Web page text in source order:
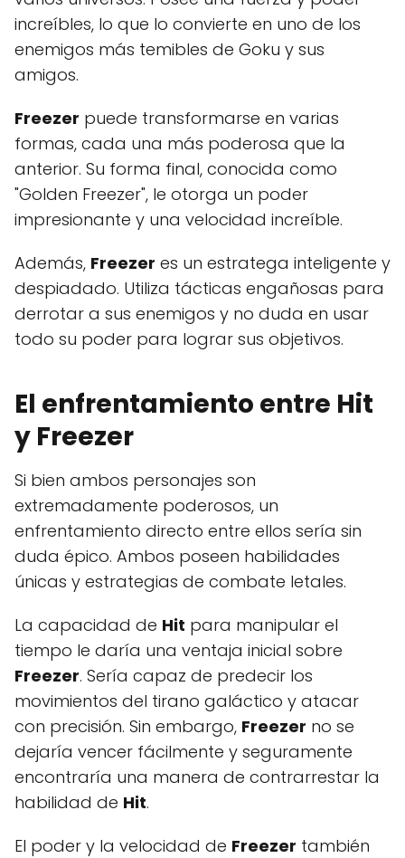
increíbles, lo que lo convierte en uno de los
enemigos más temibles de Goku y sus
amigos.
Freezer puede transformarse en varias
formas, cada una más poderosa que la
anterior. Su forma final, conocida como
"Golden Freezer", le otorga un poder
impresionante y una velocidad increíble.
Además, Freezer es un estratega inteligente y
despiadado. Utiliza tácticas engañosas para
derrotar a sus enemigos y no duda en usar
todo su poder para lograr sus objetivos.
El enfrentamiento entre Hit
y Freezer
Si bien ambos personajes son
extremadamente poderosos, un
enfrentamiento directo entre ellos sería sin
duda épico. Ambos poseen habilidades
únicas y estrategias de combate letales.
La capacidad de Hit para manipular el
tiempo le daría una ventaja inicial sobre
Freezer. Sería capaz de predecir los
movimientos del tirano galáctico y atacar
con precisión. Sin embargo, Freezer no se
dejaría vencer fácilmente y seguramente
encontraría una manera de contrarrestar la
habilidad de Hit.
El poder y la velocidad de Freezer también